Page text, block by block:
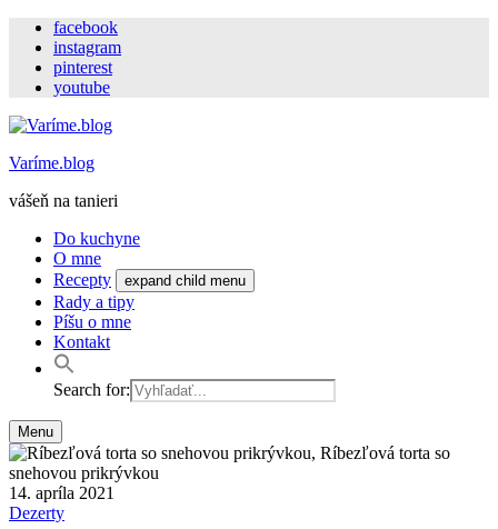
facebook
instagram
pinterest
youtube
Varíme.blog
vášeň na tanieri
Do kuchyne
O mne
Recepty
expand child menu
Rady a tipy
Píšu o mne
Kontakt
Search for:
Menu
14. apríla 2021
Dezerty